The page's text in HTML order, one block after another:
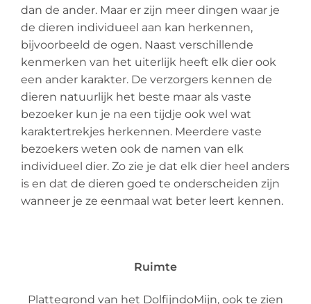
dan de ander. Maar er zijn meer dingen waar je
de dieren individueel aan kan herkennen,
bijvoorbeeld de ogen. Naast verschillende
kenmerken van het uiterlijk heeft elk dier ook
een ander karakter. De verzorgers kennen de
dieren natuurlijk het beste maar als vaste
bezoeker kun je na een tijdje ook wel wat
karaktertrekjes herkennen. Meerdere vaste
bezoekers weten ook de namen van elk
individueel dier. Zo zie je dat elk dier heel anders
is en dat de dieren goed te onderscheiden zijn
wanneer je ze eenmaal wat beter leert kennen.
Ruimte
Plattegrond van het DolfijndoMijn, ook te zien